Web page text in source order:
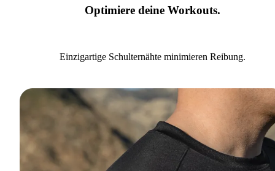
Optimiere deine Workouts.
Einzigartige Schulternähte minimieren Reibung.